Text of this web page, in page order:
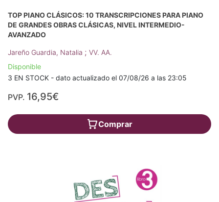
TOP PIANO CLÁSICOS: 10 TRANSCRIPCIONES PARA PIANO
DE GRANDES OBRAS CLÁSICAS, NIVEL INTERMEDIO-
AVANZADO
Jareño Guardia, Natalia ; VV. AA.
Disponible
3 EN STOCK - dato actualizado el 07/08/26 a las 23:05
PVP. 16,95€
Comprar